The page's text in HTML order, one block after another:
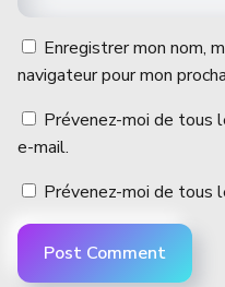
Enregistrer mon nom,
navigateur pour mon
Prévenez-moi de tous
e-mail.
Prévenez-moi de tous